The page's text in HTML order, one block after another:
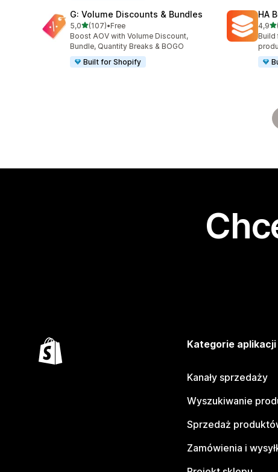
G: Volume Discounts & Bundles
5,0na 5 gwiazdek
(107)
Łączna liczba recenzji: 107
•Free
Boost AOV with Volume Discount,
Bundle, Quantity Breaks & BOGO
Built for Shopify
HA
4,9
Build
Kategorie aplikacji
Kanały sprzedaży
Wyszukiwanie
Sprzedaż
Zamówienia i